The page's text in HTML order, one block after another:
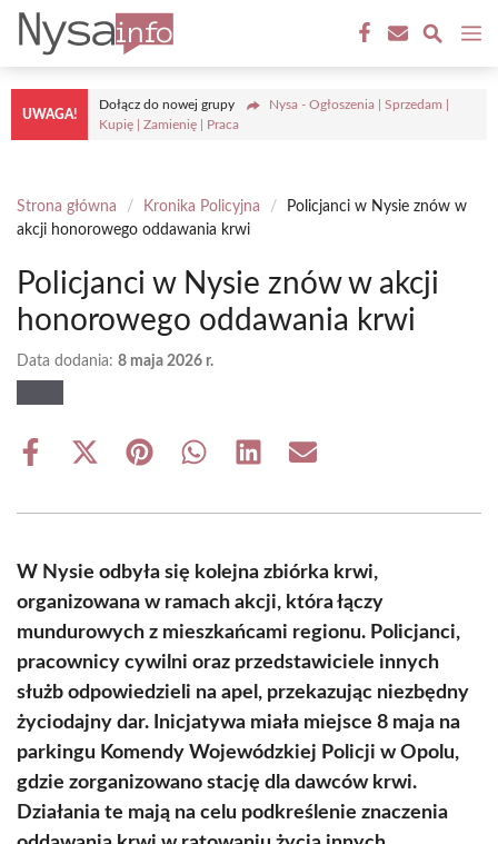
Przejdź
treści
UWAGA!
Dołącz do nowej grupy
Nysa - Ogłoszenia | Sprzedam |
Kupię | Zamienię | Praca
Strona główna / Kronika Policyjna /
Policjanci w Nysie znów w
akcji honorowego oddawania krwi
Policjanci w Nysie znów w akcji
honorowego oddawania krwi
Data dodania: 8 maja 2026 r.
Share
Share
(Twitter)
Share Share Share Share
W Nysie odbyła się kolejna zbiórka krwi,
organizowana w ramach akcji, która łączy
mundurowych z mieszkańcami regionu. Policjanci,
pracownicy cywilni oraz przedstawiciele innych
służb odpowiedzieli na apel, przekazując niezbędny
życiodajny dar. Inicjatywa miała miejsce 8 maja na
parkingu Komendy Wojewódzkiej Policji w Opolu,
gdzie zorganizowano stację dla dawców krwi.
Działania te mają na celu podkreślenie znaczenia